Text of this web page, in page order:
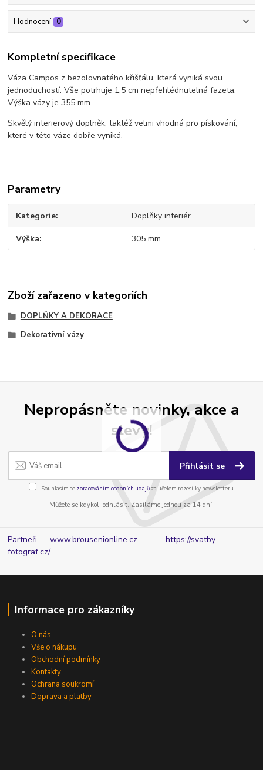
Hodnocení 0
Kompletní specifikace
Váza Campos z bezolovnatého křišťálu, která vyniká svou
jednoduchostí. Vše potrhuje 1,5 cm nepřehlédnutelná fazeta.
Výška vázy je 355 mm.
Skvělý interierový doplněk, taktéž velmi vhodná pro pískování,
které v této váze dobře vyniká.
Parametry
Kategorie Doplňky interiér
Výška 305 mm
Zboží zařazeno v kategoriích
DOPLŇKY A DEKORACE
Dekorativní vázy
Nepropásněte novinky, akce a
slevy!
Přihlásit se
Souhlasím se zpracováním osobních údajůza účelem rozesílky newsletteru.
Můžete se kdykoli odhlásit. Zasíláme jednou za 14 dní.
Partneři - www.brousenionline.czhttps://svatby-
fotograf.cz/
Informace pro zákazníky
O nás
Vše o nákupu
Obchodní podmínky
Kontakty
Ochrana soukromí
Doprava a platby